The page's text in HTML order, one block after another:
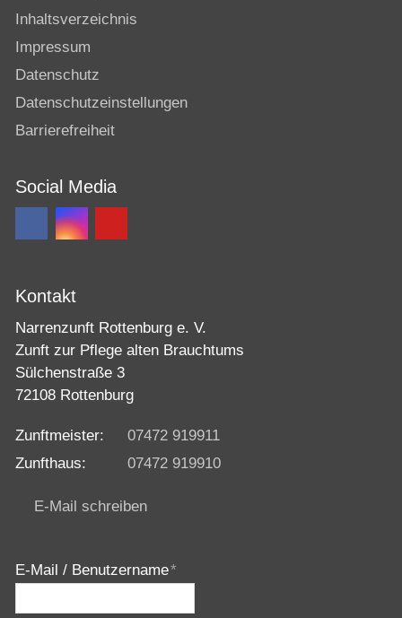
Inhaltsverzeichnis
Impressum
Datenschutz
Datenschutzeinstellungen
Barrierefreiheit
Social Media
Kontakt
Narrenzunft Rottenburg e. V.
Zunft zur Pflege alten Brauchtums
Sülchenstraße 3
72108 Rottenburg
Zunftmeister:
07472 919911
Zunfthaus:
07472 919910
E-Mail schreiben
E-Mail / Benutzername*